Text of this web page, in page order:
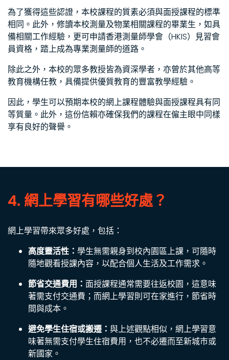
為了獲得這些認證，本校課程的質素必須與面授課程的標準
相同。此外，修讀本校測量及物業相關課程的畢業生，如具
備相關工作經驗，更可申請香港測量師學會（HKIS）見習會
員資格，踏上成為專業測量師的道路。
除此之外，本校的眾多教授皆為資深學者，亦曾於其他高等
教育機構任教，具備提供優質教育的豐富教學經驗。
因此，學生可以預期本校的網上課程體驗與面授課程具有同
等質量。此外，這份信賴亦確保我們的課程在僱主眼中同樣
享有良好的聲譽。
4. 網上學習有哪些好處？
網上學習帶來眾多好處，包括：
高度靈活性： 學生無需親身到校內園區上課，可隨時
隨地觀看授課內容，以配合個人生活及工作需求。
節省交通費用： 面授課程通常需要往返校園，這意味
著需支付交通費；而網上學習則可在家進行，節省時
間與成本。
避免學生住宿或搬遷： 與上述觀點相似，網上學習意
味著無需支付學生住宿費用，也不必遷而至新城市或
新國家。